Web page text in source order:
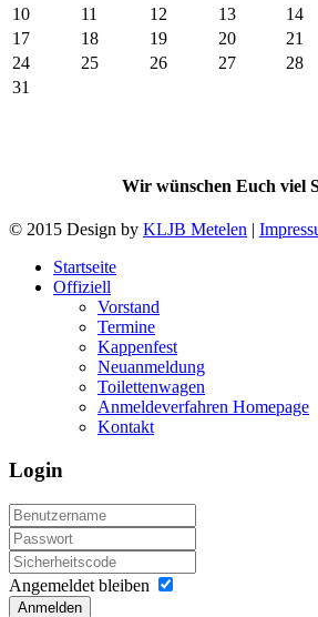
10
11 12 13 14
17
18 19 20 21
24
25 26 27 28
31
Wir wünschen Euch viel
© 2015 Design by KLJB Metelen |
Startseite
Offiziell
Vorstand
Termine
Kappenfest
Neuanmeldung
Toilettenwagen
Anmeldeverfahren Homepage
Kontakt
Login
Angemeldet bleiben
Anmelden